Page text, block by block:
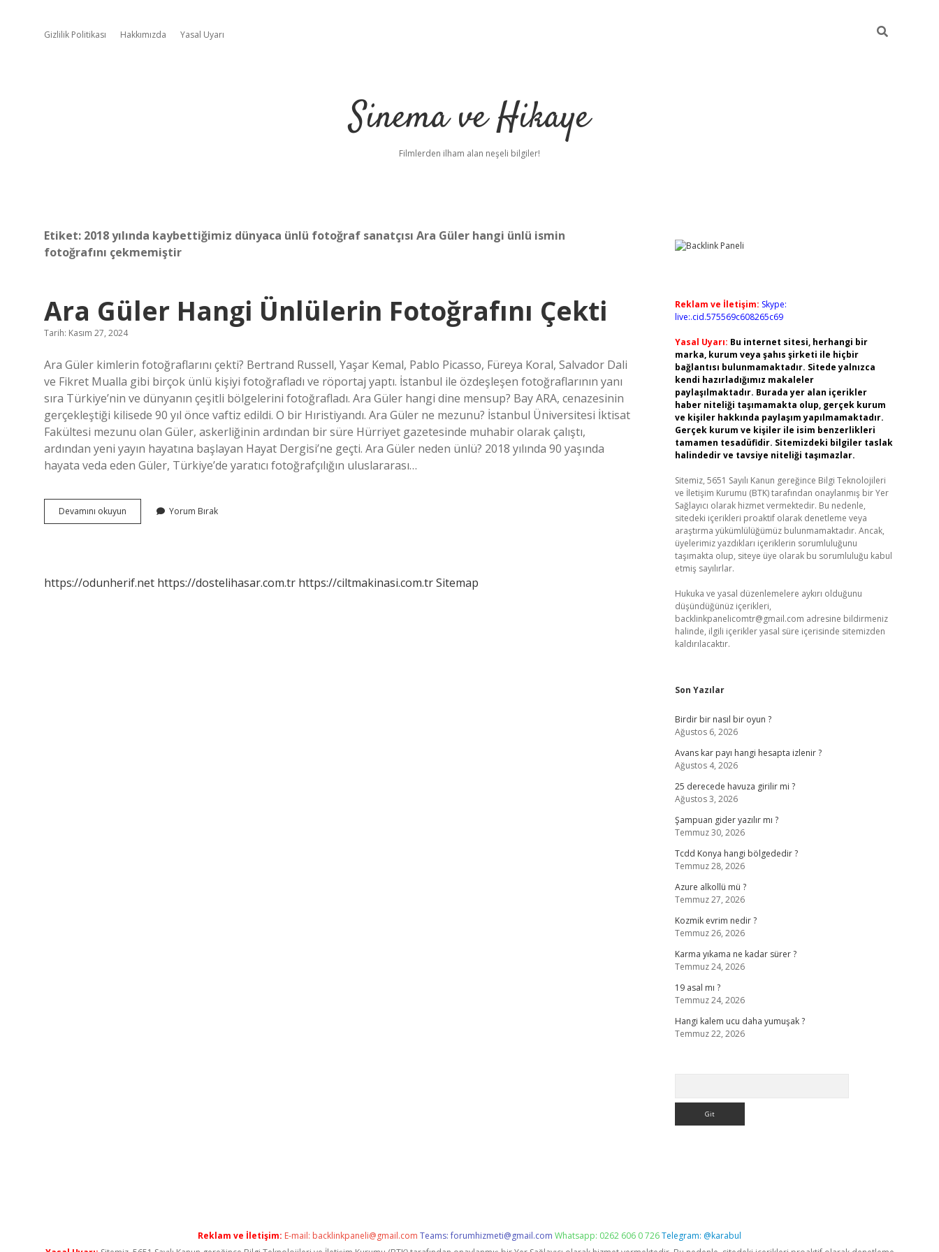
Gizlilik Politikası Hakkımızda Yasal Uyarı
Sinema ve Hikaye
Filmlerden ilham alan neşeli bilgiler!
Etiket: 2018 yılında kaybettiğimiz dünyaca ünlü fotoğraf sanatçısı Ara Güler hangi ünlü ismin
fotoğrafını çekmemiştir
Ara Güler Hangi Ünlülerin Fotoğrafını Çekti
Tarih: Kasım 27, 2024
Ara Güler kimlerin fotoğraflarını çekti? Bertrand Russell, Yaşar Kemal, Pablo Picasso, Füreya Koral, Salvador Dali
ve Fikret Mualla gibi birçok ünlü kişiyi fotoğrafladı ve röportaj yaptı. İstanbul ile özdeşleşen fotoğraflarının yanı
sıra Türkiye’nin ve dünyanın çeşitli bölgelerini fotoğrafladı. Ara Güler hangi dine mensup? Bay ARA, cenazesinin
gerçekleştiği kilisede 90 yıl önce vaftiz edildi. O bir Hıristiyandı. Ara Güler ne mezunu? İstanbul Üniversitesi İktisat
Fakültesi mezunu olan Güler, askerliğinin ardından bir süre Hürriyet gazetesinde muhabir olarak çalıştı,
ardından yeni yayın hayatına başlayan Hayat Dergisi’ne geçti. Ara Güler neden ünlü? 2018 yılında 90 yaşında
hayata veda eden Güler, Türkiye’de yaratıcı fotoğrafçılığın uluslararası…
Devamını okuyun
Güler
Yorum Bırak
https://odunherif.net https://dostelihasar.com.tr https://ciltmakinasi.com.trSitemap
Sidebar
Reklam ve İletişim: Skype:
live:.cid.575569c608265c69
Yasal Uyarı: Bu internet sitesi, herhangi bir
marka, kurum veya şahıs şirketi ile hiçbir
bağlantısı bulunmamaktadır. Sitede yalnızca
kendi hazırladığımız makaleler
paylaşılmaktadır. Burada yer alan içerikler
haber niteliği taşımamakta olup, gerçek kurum
ve kişiler hakkında paylaşım yapılmamaktadır.
Gerçek kurum ve kişiler ile isim benzerlikleri
tamamen tesadüfidir. Sitemizdeki bilgiler taslak
halindedir ve tavsiye niteliği taşımazlar.
Sitemiz, 5651 Sayılı Kanun gereğince Bilgi Teknolojileri
ve İletişim Kurumu (BTK) tarafından onaylanmış bir Yer
Sağlayıcı olarak hizmet vermektedir. Bu nedenle,
sitedeki içerikleri proaktif olarak denetleme veya
araştırma yükümlülüğümüz bulunmamaktadır. Ancak,
üyelerimiz yazdıkları içeriklerin sorumluluğunu
taşımakta olup, siteye üye olarak bu sorumluluğu kabul
etmiş sayılırlar.
Hukuka ve yasal düzenlemelere aykırı olduğunu
düşündüğünüz içerikleri,
backlinkpanelicomtr@gmail.com adresine bildirmeniz
halinde, ilgili içerikler yasal süre içerisinde sitemizden
kaldırılacaktır.
Son Yazılar
Birdir bir nasıl bir oyun ?
Ağustos 6, 2026
Avans kar payı hangi hesapta izlenir ?
Ağustos 4, 2026
25 derecede havuza girilir mi ?
Ağustos 3, 2026
Şampuan gider yazılır mı ?
Temmuz 30, 2026
Tcdd Konya hangi bölgededir ?
Temmuz 28, 2026
Azure alkollü mü ?
Temmuz 27, 2026
Kozmik evrim nedir ?
Temmuz 26, 2026
Karma yıkama ne kadar sürer ?
Temmuz 24, 2026
19 asal mı ?
Temmuz 24, 2026
Hangi kalem ucu daha yumuşak ?
Temmuz 22, 2026
Reklam ve İletişim: E-mail: backlinkpaneli@gmail.com Teams:forumhizmeti@gmail.com Whatsapp: 0262 606 0 726Telegram: @karabul